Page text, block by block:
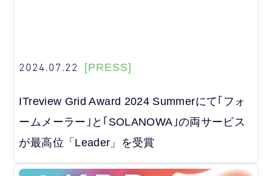
2024.07.22 [PRESS]
ITreview Grid Award 2024 Summerにて｢フォ
ームメーラー｣と｢SOLANOWA｣の両サービス
が最高位「Leader」を受賞